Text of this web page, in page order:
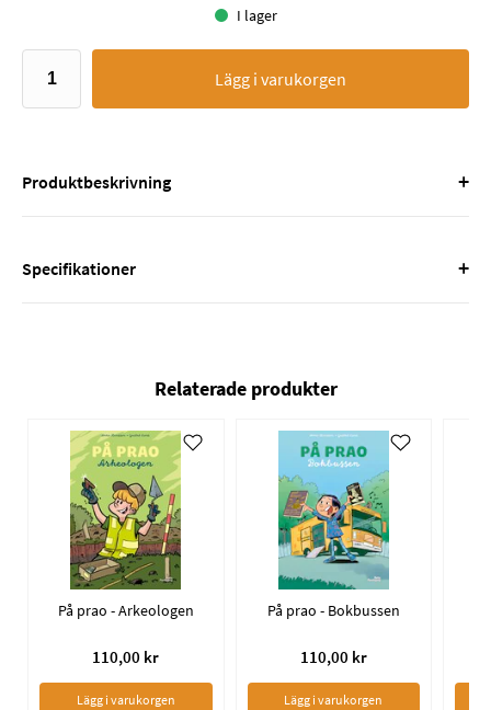
I lager
Lägg i varukorgen
Produktbeskrivning +
Specifikationer +
Relaterade produkter
På prao - Arkeologen
110,00 kr
Lägg i varukorgen
På prao - Bokbussen
110,00 kr
Lägg i varukorgen